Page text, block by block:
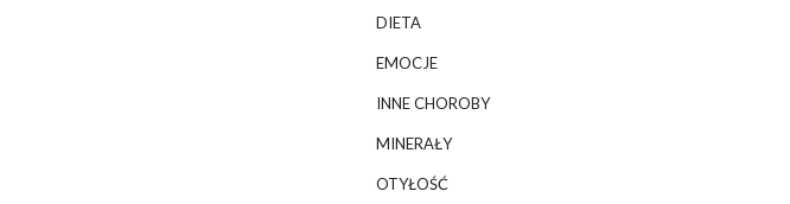
DIETA
EMOCJE
INNE CHOROBY
MINERAŁY
OTYŁOŚĆ